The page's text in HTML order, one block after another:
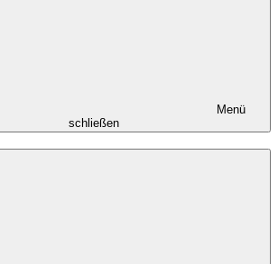
Menü
schließen